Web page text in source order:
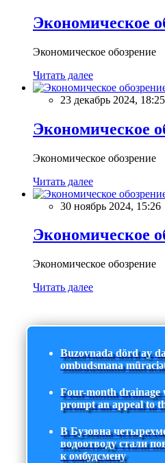
Экономическое
Экономическое обозрение
Читать далее
23 декабрь 2024, 18:25
Экономическое
Экономическое обозрение
Читать далее
30 ноябрь 2024, 15:26
Экономическое
Экономическое обозрение
Читать далее
Buzovnada dörd ay
ombudsmana
Four-month drainage
prompt an appeal to
В Бузовна
водоотводу стали
к омбудсмену